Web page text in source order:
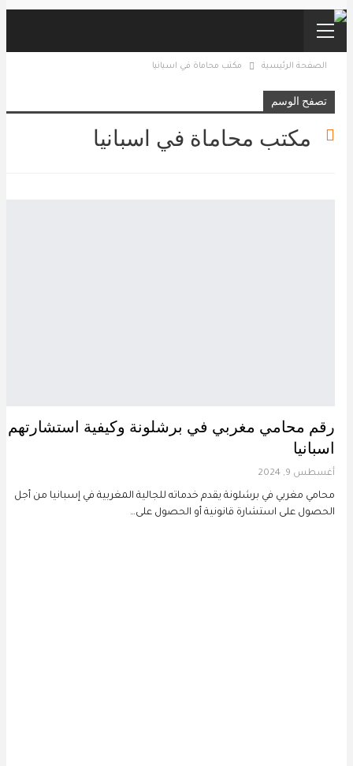
الصفحة الرئيسية مكتب محاماة في اسبانيا
تصفح الوسم
مكتب محاماة في اسبانيا
رقم محامي مغربي في برشلونة وكيفية
اسبانيا
أغسطس 9, 2024
محامي مغربي في برشلونة يقدم خدماته للجالية المغربية في إسبانيا من أجل
الحصول على استشارة قانونية أو الحصول على…